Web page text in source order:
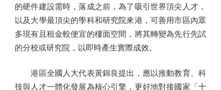
的硬件建設需時，落成之前，為了吸引世界頂尖人才，
以及大學最頂尖的學科和研究院來港，可善用市區內眾
多現有且租金較便宜的樓面空間，將其轉變為先行先試
的分校或研究院，以即時產生實際成效。
港區全國人大代表黃錦良提出，應以推動教育、科
技與人才一體化發展為核心引擎，更好地對接國家「十